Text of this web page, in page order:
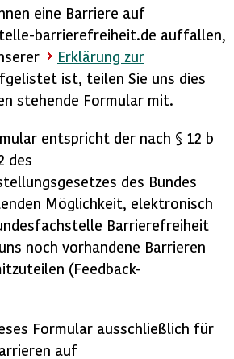
eine Barriere auf
barrierefreiheit.de auffallen,
Erklärung zur
ist, teilen Sie uns dies
stehende Formular mit.
entspricht der nach § 12 b
des
des Bundes
Möglichkeit, elektronisch
Barrierefreiheit
noch vorhandene Barrieren
(Feedback-
Formular ausschließlich für
auf